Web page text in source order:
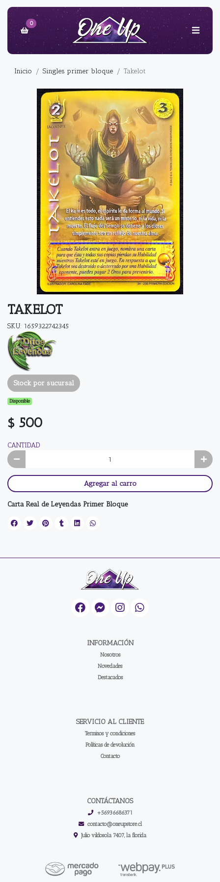
0
Inicio Singles primer bloque Takelot
TAKELOT
SKU: 1659322742345
Stock por sucursal
Disponible
$ 500
CANTIDAD
Agregar al carro
Carta Real de Leyendas Primer Bloque
INFORMACIÓN
Nosotros
Novedades
Destacados
SERVICIO AL CLIENTE
Terminos y condiciones
Políticas de devolución
Contacto
CONTÁCTANOS
+56936686371
contacto@oneupstore.cl
Julio vildosola 7407, la florida